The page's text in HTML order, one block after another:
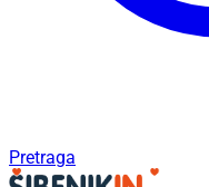
Pretraga